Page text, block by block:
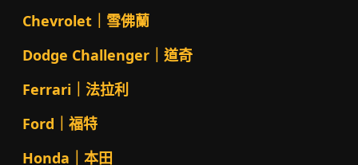
Chevrolet｜雪佛蘭
Dodge Challenger｜道奇
Ferrari｜法拉利
Ford｜福特
Honda｜本田